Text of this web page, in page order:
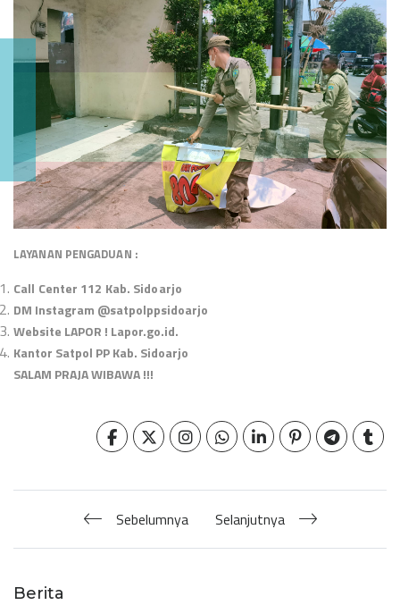
LAYANAN PENGADUAN :
Call Center 112 Kab. Sidoarjo
DM Instagram @satpolppsidoarjo
Website LAPOR ! Lapor.go.id.
Kantor Satpol PP Kab. Sidoarjo
SALAM PRAJA WIBAWA !!!
Sebelumnya Selanjutnya
Berita